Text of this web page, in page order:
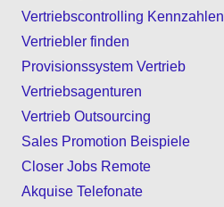
Vertriebscontrolling Kennzahlen
Vertriebler finden
Provisionssystem Vertrieb
Vertriebsagenturen
Vertrieb Outsourcing
Sales Promotion Beispiele
Closer Jobs Remote
Akquise Telefonate